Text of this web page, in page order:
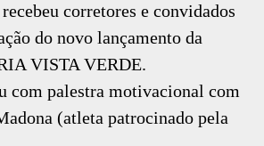
corretores e convidados
do novo lançamento da
VISTA VERDE.
com palestra motivacional com
(atleta patrocinado pela